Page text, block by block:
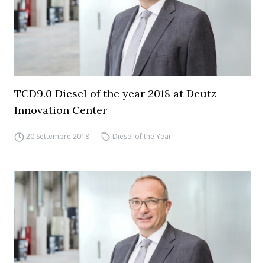
TCD9.0 Diesel of the year 2018 at Deutz
Innovation Center
20 Settembre 2018 Diesel of the Year